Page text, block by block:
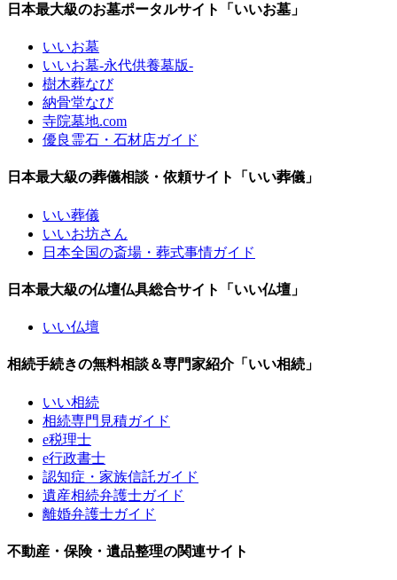
日本最大級のお墓ポータルサイト「いいお墓」
いいお墓
いいお墓-永代供養墓版-
樹木葬なび
納骨堂なび
寺院墓地.com
優良霊石・石材店ガイド
日本最大級の葬儀相談・依頼サイト「いい葬儀」
いい葬儀
いいお坊さん
日本全国の斎場・葬式事情ガイド
日本最大級の仏壇仏具総合サイト「いい仏壇」
いい仏壇
相続手続きの無料相談＆専門家紹介「いい相続」
いい相続
相続専門見積ガイド
e税理士
e行政書士
認知症・家族信託ガイド
遺産相続弁護士ガイド
離婚弁護士ガイド
不動産・保険・遺品整理の関連サイト